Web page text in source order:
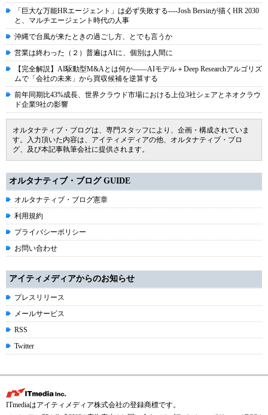
「巨大な万能HRエージェント」は必ず失敗する----Josh Bersinが描くHR 2030
と、マルチエージェント時代の人事
沖縄で台風が来たときの過ごし方、とでも言うか
営業は終わった（２）普遍はAIに、個別は人間に
【完全解説】AI駆動型M&Aとは何か――AIモデル＋Deep Researchアルゴリズ
ムで「会社の未来」から買収候補を逆算する
前年同期比43%成長、世界クラウド市場における上位3社シェアとネオクラウ
ド企業9社の影響
オルタナティブ・ブログは、専門スタッフにより、企画・構成されていま
す。入力頂いた内容は、アイティメディアの他、オルタナティブ・ブロ
グ、及び本記事執筆会社に提供されます。
オルタナティブ・ブログ GUIDE
オルタナティブ・ブログ憲章
利用規約
プライバシーポリシー
お問い合わせ
アイティメディアからのお知らせ
プレスリリース
メールサービス
RSS
Twitter
ITmediaはアイティメディア株式会社の登録商標です。